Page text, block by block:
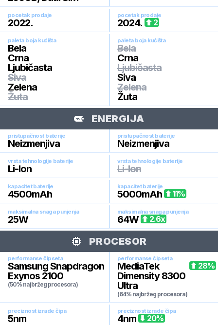
pocetak prodaje
2022.
pocetak prodaje
2024. 2
paleta boja kućišta
Bela
Crna
Ljubičasta
Siva
Zelena
Žuta
paleta boja kućišta
Bela
Crna
Ljubičasta
Siva
Zelena
Žuta
ENERGIJA
pristupačnost baterije
Neizmenjiva
pristupačnost baterije
Neizmenjiva
vrsta tehnologije baterije
Li-Ion
vrsta tehnologije baterije
Li-Ion
kapacitet baterije
4500mAh
kapacitet baterije
5000mAh 11%
maksimalna snaga punjenja
25W
maksimalna snaga punjenja
64W 2.6x
PROCESOR
performanse čipseta
Samsung Snapdragon
Exynos 2100
(50% najbržeg procesora)
performanse čipseta
MediaTek
Dimensity 8300
Ultra
(64% najbržeg procesora)
28%
preciznost izrade čipa
5nm
preciznost izrade čipa
4nm 20%